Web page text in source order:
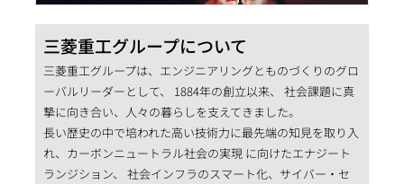
三菱重工グループについて
三菱重工グループは、エンジニアリングとものづくりのグロ
ーバルリーダーとして、 1884年の創立以来、 社会課題に真
摯に向き合い、人々の暮らしを支えてきました。
長い歴史の中で培われた高い技術力に最先端の知見を取り入
れ、カーボンニュートラル社会の実現 に向けたエナジート
ランジション、 社会インフラのスマート化、サイバー・セ